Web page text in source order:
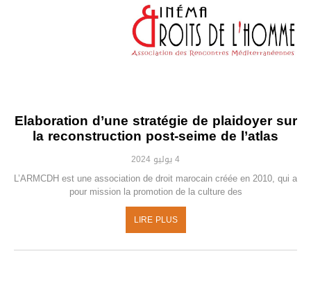
Elaboration d’une stratégie de plaidoyer sur
la reconstruction post-seime de l’atlas
4 يوليو 2024
L’ARMCDH est une association de droit marocain créée en 2010, qui a
pour mission la promotion de la culture des
LIRE PLUS